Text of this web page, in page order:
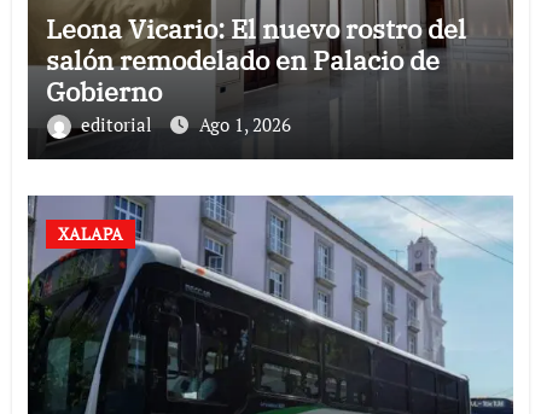
Leona Vicario: El nuevo rostro del
salón remodelado en Palacio de
Gobierno
editorial Ago 1, 2026
XALAPA